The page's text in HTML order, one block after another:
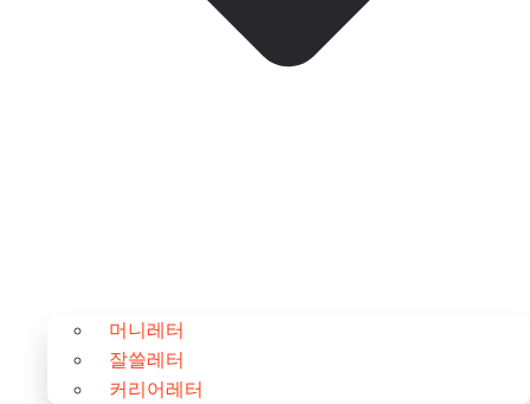
머니레터
잘쓸레터
커리어레터